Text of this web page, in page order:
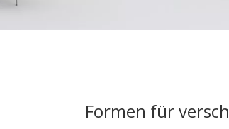
Formen für